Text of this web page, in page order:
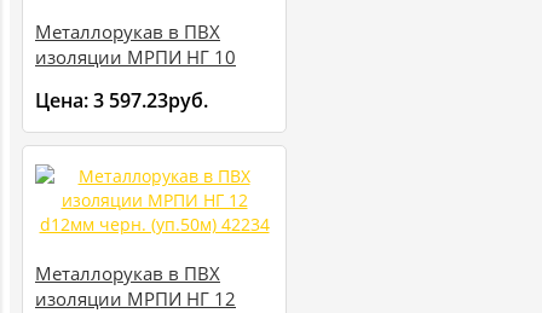
Металлорукав в ПВХ
изоляции МРПИ НГ 10
42233
Цена:3 597.23руб.
Металлорукав в ПВХ
изоляции МРПИ НГ 12